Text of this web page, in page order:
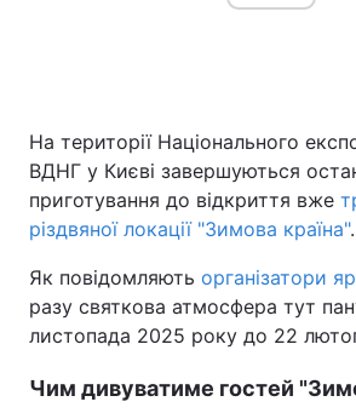
На території Національного
ВДНГ у Києві завершуються
приготування до відкриття вже
різдвяної локації "Зимова країна".
Як повідомляють організатори
разу святкова атмосфера тут
листопада 2025 року до 22
Чим дивуватиме гостей